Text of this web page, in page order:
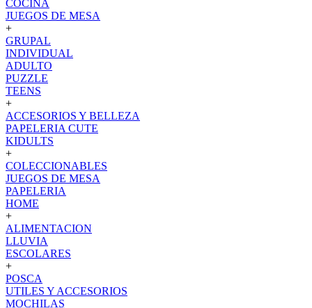
COCINA
JUEGOS DE MESA
+
GRUPAL
INDIVIDUAL
ADULTO
PUZZLE
TEENS
+
ACCESORIOS Y BELLEZA
PAPELERIA CUTE
KIDULTS
+
COLECCIONABLES
JUEGOS DE MESA
PAPELERIA
HOME
+
ALIMENTACION
LLUVIA
ESCOLARES
+
POSCA
UTILES Y ACCESORIOS
MOCHILAS